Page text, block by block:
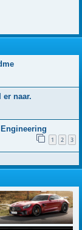
er naar.
1 2 3